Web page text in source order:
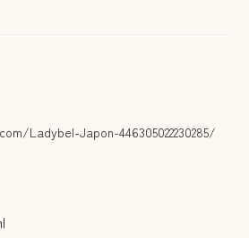
Ladybel-Japon-446305022230285/